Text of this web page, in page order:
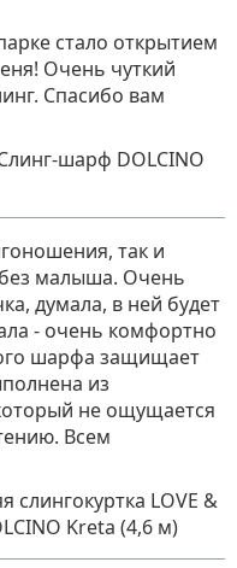
стало открытием
Очень чуткий
Спасибо вам
шарф DOLCINO
так и
малыша. Очень
думала, в ней будет
- очень комфортно
шарфа защищает
из
не ощущается
Всем
слингокуртка LOVE &
Kreta (4,6 м)